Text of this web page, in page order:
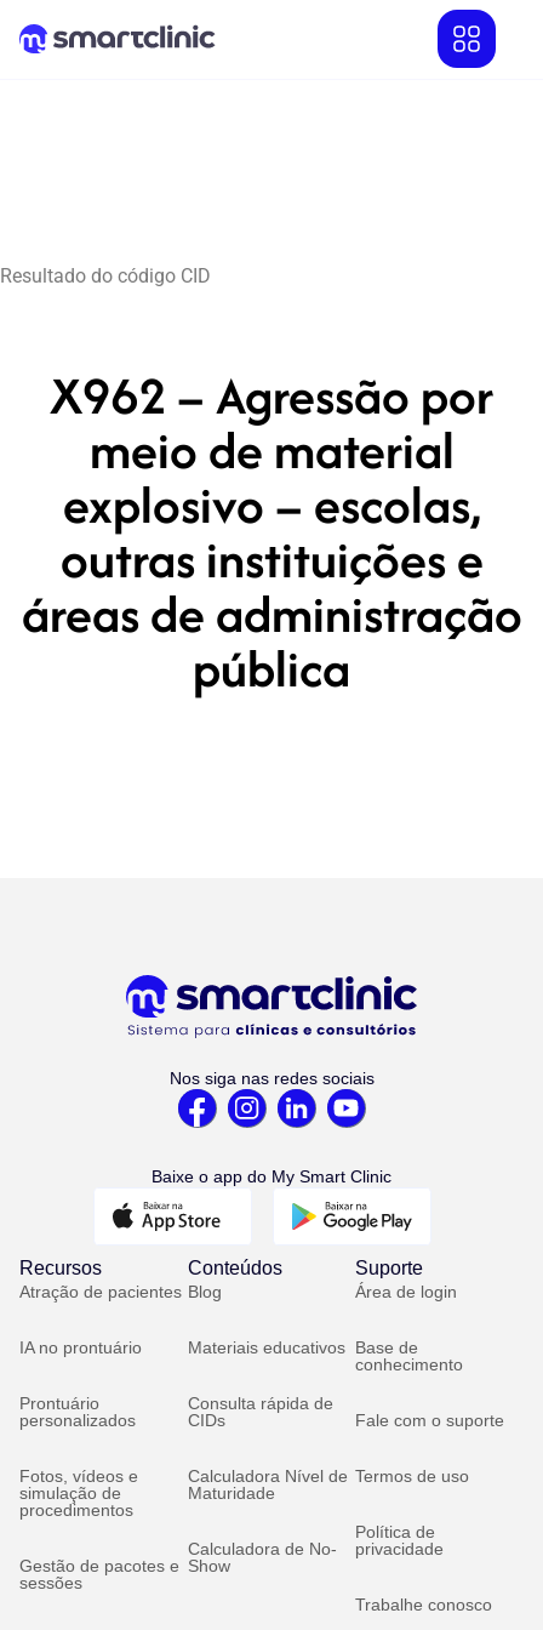
Resultado do código CID
X962 – Agressão por
meio de material
explosivo – escolas,
outras instituições e
áreas de administração
pública
Nos siga nas redes sociais
Baixe o app do My Smart Clinic
Recursos
Atração de pacientes
IA no prontuário
Prontuário
personalizados
Fotos, vídeos e
simulação de
procedimentos
Gestão de pacotes e
sessões
Conteúdos
Blog
Materiais educativos
Consulta rápida de
CIDs
Calculadora Nível de
Maturidade
Calculadora de No-
Show
Suporte
Área de login
Base de
conhecimento
Fale com o suporte
Termos de uso
Política de
privacidade
Trabalhe conosco